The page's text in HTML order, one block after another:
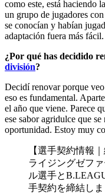
como este, está haciendo
un grupo de jugadores
se conocían y habían
adaptación fuera más
¿Por qué has decidido
división?
Decidí renovar porque
eso es fundamental.
el año que viene. Parece
ese sabor agridulce que
oportunidad. Estoy muy
【選手契約情報｜
ライジングゼフ
ル選手と
手契約を締結し